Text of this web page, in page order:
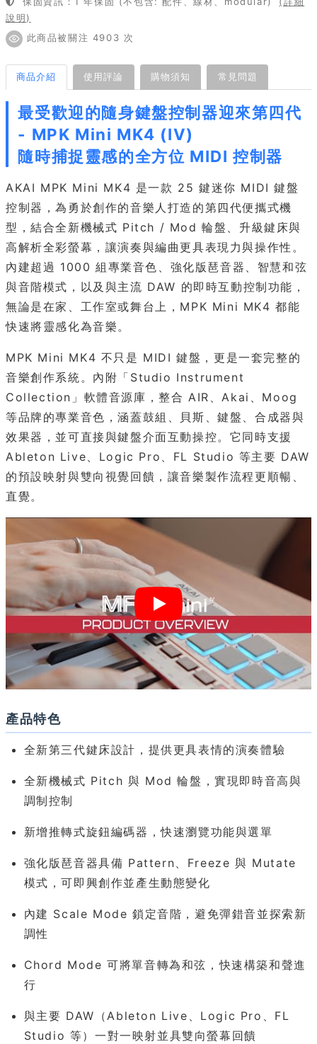
說明)
此商品被關注 4903 次
商品介紹 使用評論 購物須知 常見問題
最受歡迎的隨身鍵盤控制器迎來第四代
- MPK Mini MK4 (IV)
隨時捕捉靈感的全方位 MIDI 控制器
AKAI MPK Mini MK4 是一款 25 鍵迷你 MIDI 鍵盤
控制器，為勇於創作的音樂人打造的第四代便攜式機
型，結合全新機械式 Pitch / Mod 輪盤、升級鍵床與
高解析全彩螢幕，讓演奏與編曲更具表現力與操作性。
內建超過 1000 組專業音色、強化版琶音器、智慧和弦
與音階模式，以及與主流 DAW 的即時互動控制功能，
無論是在家、工作室或舞台上，MPK Mini MK4 都能
快速將靈感化為音樂。
MPK Mini MK4 不只是 MIDI 鍵盤，更是一套完整的
音樂創作系統。內附「Studio Instrument
Collection」軟體音源庫，整合 AIR、Akai、Moog
等品牌的專業音色，涵蓋鼓組、貝斯、鍵盤、合成器與
效果器，並可直接與鍵盤介面互動操控。它同時支援
Ableton Live、Logic Pro、FL Studio 等主要 DAW
的預設映射與雙向視覺回饋，讓音樂製作流程更順暢、
直覺。
產品特色
全新第三代鍵床設計，提供更具表情的演奏體驗
全新機械式 Pitch 與 Mod 輪盤，實現即時音高與
調制控制
新增推轉式旋鈕編碼器，快速瀏覽功能與選單
強化版琶音器具備 Pattern、Freeze 與 Mutate
模式，可即興創作並產生動態變化
內建 Scale Mode 鎖定音階，避免彈錯音並探索新
調性
Chord Mode 可將單音轉為和弦，快速構築和聲進
行
與主要 DAW（Ableton Live、Logic Pro、FL
Studio 等）一對一映射並具雙向螢幕回饋